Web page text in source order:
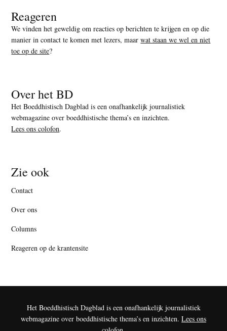
Reageren
We vinden het geweldig om reacties op berichten te krijgen en op die
manier in contact te komen met lezers, maarwat staan we wel en niet
toe op de site?
Over het BD
Het Boeddhistisch Dagblad is een onafhankelijk journalistiek
webmagazine over boeddhistische thema’s en inzichten.
Lees ons colofon.
Zie ook
Contact
Over ons
Columns
Reageren op de krantensite
Het Boeddhistisch Dagblad is een onafhankelijk journalistiek
webmagazine over boeddhistische thema’s en inzichten. Lees ons